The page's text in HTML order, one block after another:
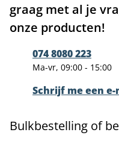
graag met al je
onze producten!
074 8080 223
Ma-vr, 09:00 - 15:00
Schrijf me een
Bulkbestelling of